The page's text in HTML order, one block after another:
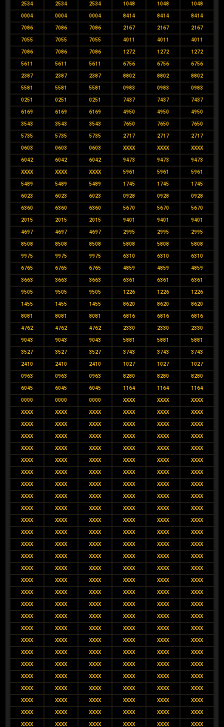
2534 2534 2534 1048 1048 1048
0004 0004 0004 8414 8414 8414
7086 7086 7086 2167 2167 2167
7055 7055 7055 4011 4011 4011
7086 7086 7086 1272 1272 1272
5611 5611 5611 6756 6756 6756
2387 2387 2387 8802 8802 8802
5581 5581 5581 0983 0983 0983
0251 0251 0251 7437 7437 7437
6169 6169 6169 4950 4950 4950
3543 3543 3543 7650 7650 7650
5735 5735 5735 2717 2717 2717
0603 0603 0603 XXXX XXXX XXXX
6042 6042 6042 9473 9473 9473
XXXX XXXX XXXX 5961 5961 5961
5489 5489 5489 1745 1745 1745
6023 6023 6023 0928 0928 0928
6360 6360 6360 5670 5670 5670
2015 2015 2015 9401 9401 9401
4697 4697 4697 2995 2995 2995
8508 8508 8508 5808 5808 5808
9975 9975 9975 6310 6310 6310
6765 6765 6765 4859 4859 4859
3663 3663 3663 6361 6361 6361
9505 9505 9505 1226 1226 1226
1455 1455 1455 8620 8620 8620
8081 8081 8081 6816 6816 6816
4762 4762 4762 2330 2330 2330
9043 9043 9043 5881 5881 5881
3527 3527 3527 3743 3743 3743
2410 2410 2410 1027 1027 1027
0963 0963 0963 8280 8280 8280
6045 6045 6045 1164 1164 1164
0000 0000 0000 XXXX XXXX XXXX
XXXX XXXX XXXX XXXX XXXX XXXX
XXXX XXXX XXXX XXXX XXXX XXXX
XXXX XXXX XXXX XXXX XXXX XXXX
XXXX XXXX XXXX XXXX XXXX XXXX
XXXX XXXX XXXX XXXX XXXX XXXX
XXXX XXXX XXXX XXXX XXXX XXXX
XXXX XXXX XXXX XXXX XXXX XXXX
XXXX XXXX XXXX XXXX XXXX XXXX
XXXX XXXX XXXX XXXX XXXX XXXX
XXXX XXXX XXXX XXXX XXXX XXXX
XXXX XXXX XXXX XXXX XXXX XXXX
XXXX XXXX XXXX XXXX XXXX XXXX
XXXX XXXX XXXX XXXX XXXX XXXX
XXXX XXXX XXXX XXXX XXXX XXXX
XXXX XXXX XXXX XXXX XXXX XXXX
XXXX XXXX XXXX XXXX XXXX XXXX
XXXX XXXX XXXX XXXX XXXX XXXX
XXXX XXXX XXXX XXXX XXXX XXXX
XXXX XXXX XXXX XXXX XXXX XXXX
XXXX XXXX XXXX XXXX XXXX XXXX
XXXX XXXX XXXX XXXX XXXX XXXX
XXXX XXXX XXXX XXXX XXXX XXXX
XXXX XXXX XXXX XXXX XXXX XXXX
XXXX XXXX XXXX XXXX XXXX XXXX
XXXX XXXX XXXX XXXX XXXX XXXX
XXXX XXXX XXXX XXXX XXXX XXXX
XXXX XXXX XXXX XXXX XXXX XXXX